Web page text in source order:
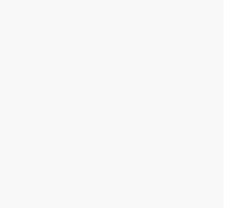
폼롤러 스트레칭
자세 만드는 꿀팁
바른 자세 & 자신감 향상 4주 홈프로그
될까요?